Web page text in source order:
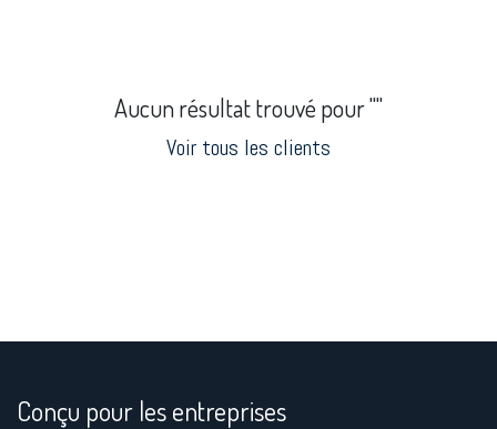
Aucun résultat trouvé pour ""
Voir tous les clients
Conçu pour les entreprises